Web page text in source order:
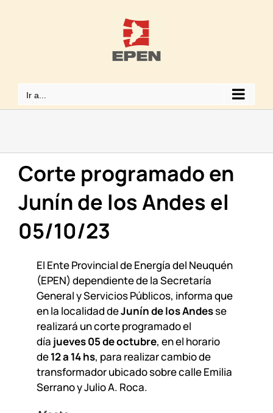
Ir a...
Corte programado en
Junín de los Andes el
05/10/23
El Ente Provincial de Energía del Neuquén
(EPEN) dependiente de la Secretaría
General y Servicios Públicos, informa que
en la localidad deJunín de los Andesse
realizará un corte programado el
día jueves 05 de octubre, en el horario
de12 a 14 hs, para realizar cambio de
transformador ubicado sobre calle Emilia
Serrano y Julio A. Roca.